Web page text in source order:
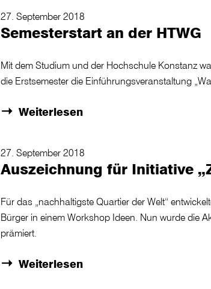
27. September 2018
Semesterstart an der HTWG
Mit dem Studium und der Hochschule Konstanz
die Erstsemester die Einführungsveranstaltung
Weiterlesen
27. September 2018
Auszeichnung für Initiative
Für das „nachhaltigste Quartier der Welt“
Bürger in einem Workshop Ideen. Nun wurde die
prämiert.
Weiterlesen